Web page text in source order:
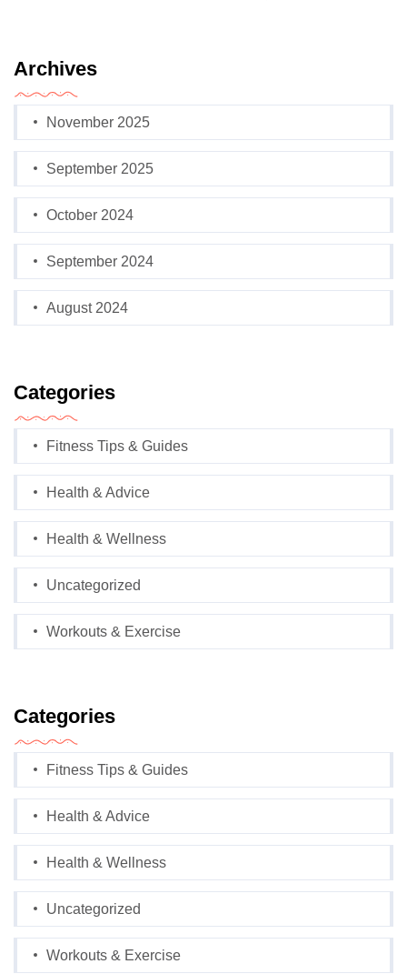
Archives
November 2025
September 2025
October 2024
September 2024
August 2024
Categories
Fitness Tips & Guides
Health & Advice
Health & Wellness
Uncategorized
Workouts & Exercise
Categories
Fitness Tips & Guides
Health & Advice
Health & Wellness
Uncategorized
Workouts & Exercise